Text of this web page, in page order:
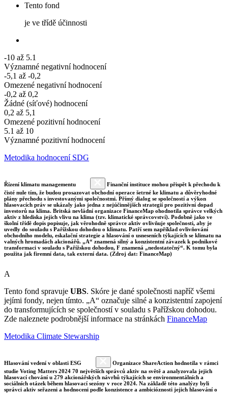
Tento fond
je ve třídě účinnosti
-10 až 5.1
Významné negativní hodnocení
-5,1 až -0,2
Omezené negativní hodnocení
-0,2 až 0,2
Žádné (síťové) hodnocení
0,2 až 5,1
Omezené pozitivní hodnocení
5.1 až 10
Významné pozitivní hodnocení
Metodika hodnocení SDG
Řízení klimatu managementu
Finanční instituce mohou přispět k přechodu k
čisté nule tím, že budou prosazovat obchodní operace šetrné ke klimatu a důvěryhodné
plány přechodu s investovanými společnostmi. Přímý dialog se společností a výkon
hlasovacích práv se ukázaly jako jedna z nejúčinnějších strategií pro pozitivní dopad
investorů na klima. Britská nevládní organizace FinanceMap ohodnotila správce velkých
aktiv z hlediska jejich vlivu na klima (tzv. klimatické správcovství). Podobně jako ve
školní třídě dopis popisuje, jak věrohodně správce aktiv ovlivňuje společnosti, aby je
uvedly do souladu s Pařížskou dohodou o klimatu. Patří sem například ovlivňování
obchodního modelu, eskalační strategie a hlasování o usneseních týkajících se klimatu na
valných hromadách akcionářů. „A“ znamená silný a konzistentní závazek k podnikové
transformaci v souladu s Pařížskou dohodou, F znamená „nedostatečný“. K tomu byla
použita jak firemní data, tak externí data. (Zdroj dat: FinanceMap)
A
Tento fond spravuje UBS. Skóre je dané společnosti napříč všemi
jejími fondy, nejen tímto. „A“ označuje silné a konzistentní zapojení
do transformujících se společností v souladu s Pařížskou dohodou.
Zde naleznete podrobnější informace na stránkách FinanceMap
Metodika Climate Stewarship
Hlasování vedení v oblasti ESG
Organizace ShareAction hodnotila v rámci
studie Voting Matters 2024 70 největších správců aktiv na světě a analyzovala jejich
hlasovací chování u 279 akcionářských návrhů týkajících se environmentálních a
sociálních otázek během hlasovací sezóny v roce 2024. Na základě této analýzy byli
správci aktiv seřazeni a hodnoceni podle konzistence a ambicióznosti jejich hlasování o